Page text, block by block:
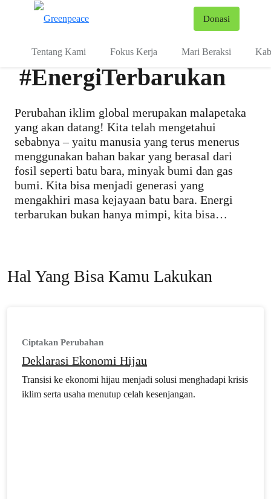
Donasi
Tentang Kami Fokus Kerja Mari Beraksi
#EnergiTerbarukan
Perubahan iklim global merupakan malapetaka
yang akan datang! Kita telah mengetahui
sebabnya – yaitu manusia yang terus menerus
menggunakan bahan bakar yang berasal dari
fosil seperti batu bara, minyak bumi dan gas
bumi. Kita bisa menjadi generasi yang
mengakhiri masa kejayaan batu bara. Energi
terbarukan bukan hanya mimpi, kita bisa
atau planet kita.
Hal Yang Bisa Kamu Lakukan
Ciptakan Perubahan
Deklarasi Ekonomi Hijau
Transisi ke ekonomi hijau menjadi solusi menghadapi krisis
iklim serta usaha menutup celah kesenjangan.